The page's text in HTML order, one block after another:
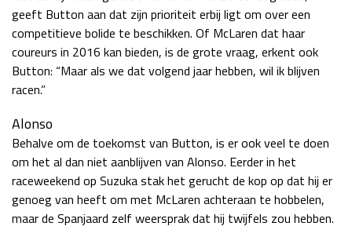
geeft Button aan dat zijn prioriteit erbij ligt om over een
competitieve bolide te beschikken. Of McLaren dat haar
coureurs in 2016 kan bieden, is de grote vraag, erkent ook
Button: “Maar als we dat volgend jaar hebben, wil ik blijven
racen.”
Alonso
Behalve om de toekomst van Button, is er ook veel te doen
om het al dan niet aanblijven van Alonso. Eerder in het
raceweekend op Suzuka stak het gerucht de kop op dat hij er
genoeg van heeft om met McLaren achteraan te hobbelen,
maar de Spanjaard zelf weersprak dat hij twijfels zou hebben.